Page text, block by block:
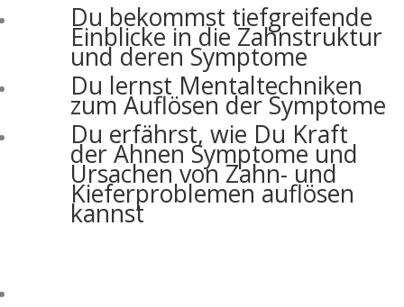
Du bekommst tiefgreifende
Einblicke in die Zahnstruktur
und deren Symptome
Du lernst Mentaltechniken
zum Auflösen der Symptome
Du erfährst, wie Du Kraft
der Ahnen Symptome und
Ursachen von Zahn- und
Kieferproblemen auflösen
kannst